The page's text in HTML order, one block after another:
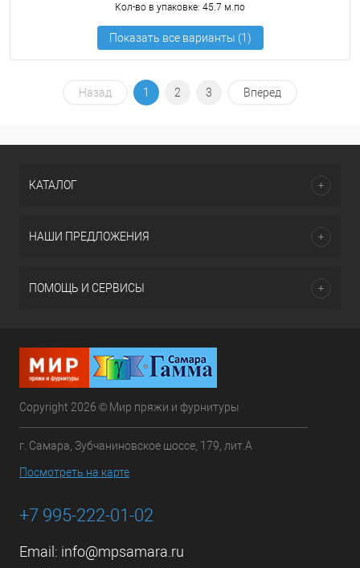
Кол-во в упаковке: 45.7 м.по
Назад 1 2 3 Вперед
КАТАЛОГ
НАШИ ПРЕДЛОЖЕНИЯ
ПОМОЩЬ И СЕРВИСЫ
Copyright 2026 © Мир пряжи и фурнитуры
г. Самара, Зубчаниновское шоссе, 179, лит.А
Посмотреть на карте
+7 995-222-01-02
Email: info@mpsamara.ru